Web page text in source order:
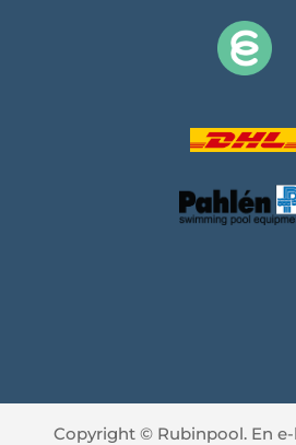
Copyright © Rubinpool. En